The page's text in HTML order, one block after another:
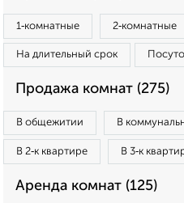
1‑комнатные 2‑комнатные
На длительный срок
Продажа комнат (275)
В общежитии В
В 2‑к квартире В 3‑к
Аренда комнат (125)